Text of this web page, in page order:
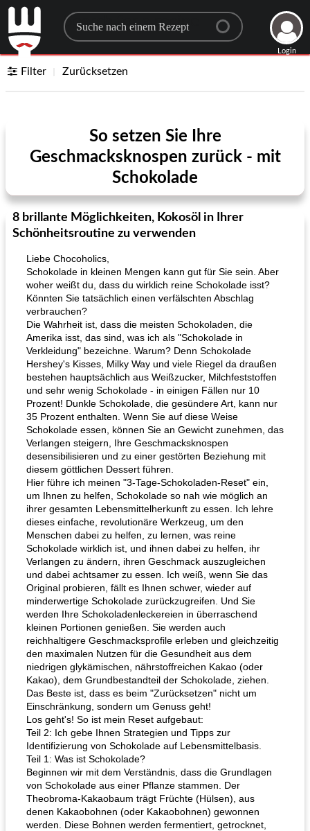
Search for a recipe
Login
Filter Zurücksetzen
So setzen Sie Ihre
Geschmacksknospen zurück - mit
Schokolade
8 brillante Möglichkeiten, Kokosöl in Ihrer
Schönheitsroutine zu verwenden
Liebe Chocoholics,
Schokolade in kleinen Mengen kann gut für Sie sein. Aber
woher weißt du, dass du wirklich reine Schokolade isst?
Könnten Sie tatsächlich einen verfälschten Abschlag
verbrauchen?
Die Wahrheit ist, dass die meisten Schokoladen, die
Amerika isst, das sind, was ich als "Schokolade in
Verkleidung" bezeichne. Warum? Denn Schokolade
Hershey's Kisses, Milky Way und viele Riegel da draußen
bestehen hauptsächlich aus Weißzucker, Milchfeststoffen
und sehr wenig Schokolade - in einigen Fällen nur 10
Prozent! Dunkle Schokolade, die gesündere Art, kann nur
35 Prozent enthalten. Wenn Sie auf diese Weise
Schokolade essen, können Sie an Gewicht zunehmen, das
Verlangen steigern, Ihre Geschmacksknospen
desensibilisieren und zu einer gestörten Beziehung mit
diesem göttlichen Dessert führen.
Hier führe ich meinen "3-Tage-Schokoladen-Reset" ein,
um Ihnen zu helfen, Schokolade so nah wie möglich an
ihrer gesamten Lebensmittelherkunft zu essen. Ich lehre
dieses einfache, revolutionäre Werkzeug, um den
Menschen dabei zu helfen, zu lernen, was reine
Schokolade wirklich ist, und ihnen dabei zu helfen, ihr
Verlangen zu ändern, ihren Geschmack auszugleichen
und dabei achtsamer zu essen. Ich weiß, wenn Sie das
Original probieren, fällt es Ihnen schwer, wieder auf
minderwertige Schokolade zurückzugreifen. Und Sie
werden Ihre Schokoladenleckereien in überraschend
kleinen Portionen genießen. Sie werden auch
reichhaltigere Geschmacksprofile erleben und gleichzeitig
den maximalen Nutzen für die Gesundheit aus dem
niedrigen glykämischen, nährstoffreichen Kakao (oder
Kakao), dem Grundbestandteil der Schokolade, ziehen.
Das Beste ist, dass es beim "Zurücksetzen" nicht um
Einschränkung, sondern um Genuss geht!
Los geht's! So ist mein Reset aufgebaut:
Teil 2: Ich gebe Ihnen Strategien und Tipps zur
Identifizierung von Schokolade auf Lebensmittelbasis.
Teil 1: Was ist Schokolade?
Beginnen wir mit dem Verständnis, dass die Grundlagen
von Schokolade aus einer Pflanze stammen. Der
Theobroma-Kakaobaum trägt Früchte (Hülsen), aus
denen Kakaobohnen (oder Kakaobohnen) gewonnen
werden. Diese Bohnen werden fermentiert, getrocknet,